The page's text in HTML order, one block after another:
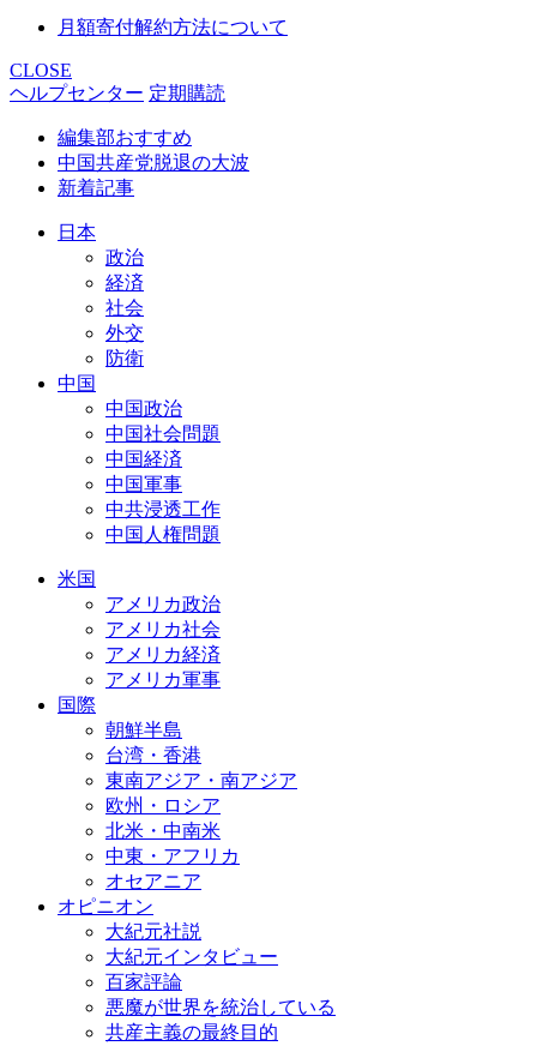
月額寄付解約方法について
CLOSE
ヘルプセンター 定期購読
編集部おすすめ
中国共産党脱退の大波
新着記事
日本
政治
経済
社会
外交
防衛
中国
中国政治
中国社会問題
中国経済
中国軍事
中共浸透工作
中国人権問題
米国
アメリカ政治
アメリカ社会
アメリカ経済
アメリカ軍事
国際
朝鮮半島
台湾・香港
東南アジア・南アジア
欧州・ロシア
北米・中南米
中東・アフリカ
オセアニア
オピニオン
大紀元社説
大紀元インタビュー
百家評論
悪魔が世界を統治している
共産主義の最終目的